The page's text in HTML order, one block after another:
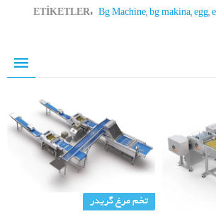
ETİKETLER: Bg Machine, bg makina, egg,
تخم مرغ گریدر